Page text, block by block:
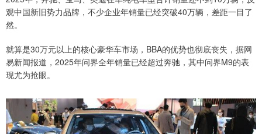
观中国新旧势力品牌，不少企业年销量已经突破40万辆，差距一目了
然。
就算是30万元以上的核心豪华车市场，BBA的优势也彻底丧失，据网
易新闻报道，2025年问界全年销量已经超过奔驰，其中问界M9的表
现尤为抢眼。